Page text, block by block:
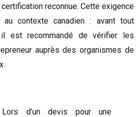
reconnue. Cette exigence
au contexte canadien : avant tout
il est recommandé de vérifier les
auprès des organismes de
d’un devis pour une